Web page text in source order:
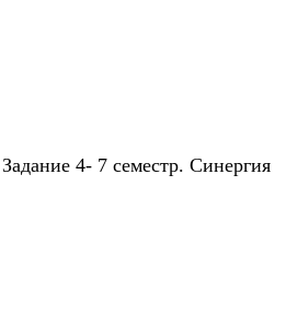
4- 7 семестр. Синергия